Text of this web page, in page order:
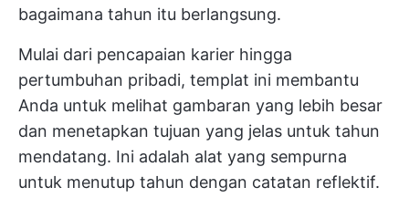
bagaimana tahun itu berlangsung.
Mulai dari pencapaian karier hingga
pertumbuhan pribadi, templat ini membantu
Anda untuk melihat gambaran yang lebih besar
dan menetapkan tujuan yang jelas untuk tahun
mendatang. Ini adalah alat yang sempurna
untuk menutup tahun dengan catatan reflektif.